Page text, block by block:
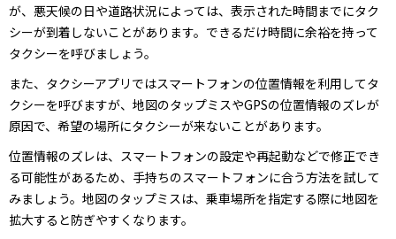
が、悪天候の日や道路状況によっては、表示された時間までにタク
シーが到着しないことがあります。できるだけ時間に余裕を持って
タクシーを呼びましょう。
また、タクシーアプリではスマートフォンの位置情報を利用してタ
クシーを呼びますが、地図のタップミスやGPSの位置情報のズレが
原因で、希望の場所にタクシーが来ないことがあります。
位置情報のズレは、スマートフォンの設定や再起動などで修正でき
る可能性があるため、手持ちのスマートフォンに合う方法を試して
みましょう。地図のタップミスは、乗車場所を指定する際に地図を
拡大すると防ぎやすくなります。